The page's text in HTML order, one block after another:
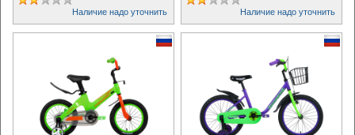
Наличие надо уточнить Наличие надо уточнить